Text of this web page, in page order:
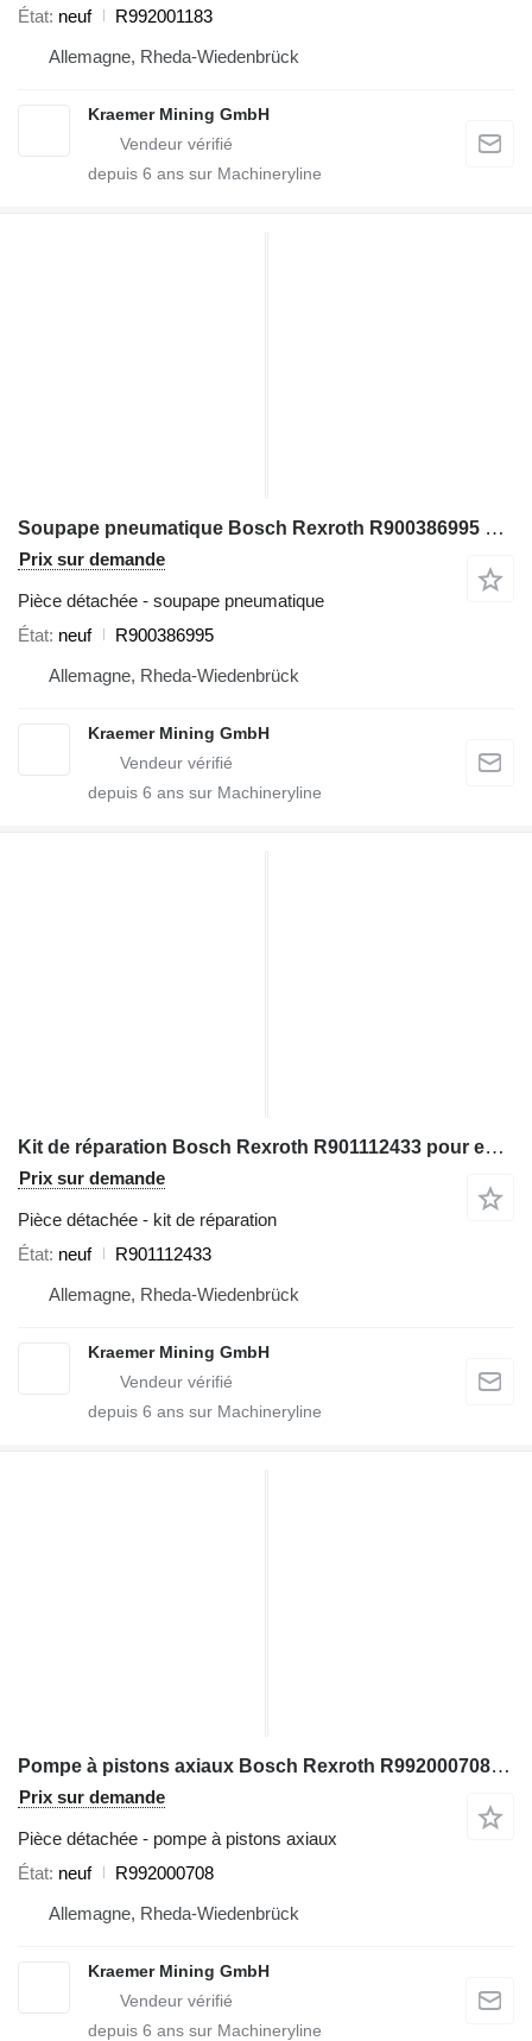
État neuf
R992001183
Allemagne, Rheda-Wiedenbrück
Kraemer Mining GmbH
depuis 6 ans sur Machineryline
Soupape pneumatique Bosch Rexroth R900386995 pour excavateur
Prix sur demande
Pièce détachée - soupape pneumatique
État neuf
R900386995
Allemagne, Rheda-Wiedenbrück
Kraemer Mining GmbH
depuis 6 ans sur Machineryline
Kit de réparation Bosch Rexroth R901112433 pour excavateur
Prix sur demande
Pièce détachée - kit de réparation
État neuf
R901112433
Allemagne, Rheda-Wiedenbrück
Kraemer Mining GmbH
depuis 6 ans sur Machineryline
Pompe à pistons axiaux Bosch Rexroth R992000708 pour excavateur
Prix sur demande
Pièce détachée - pompe à pistons axiaux
État neuf
R992000708
Allemagne, Rheda-Wiedenbrück
Kraemer Mining GmbH
depuis 6 ans sur Machineryline